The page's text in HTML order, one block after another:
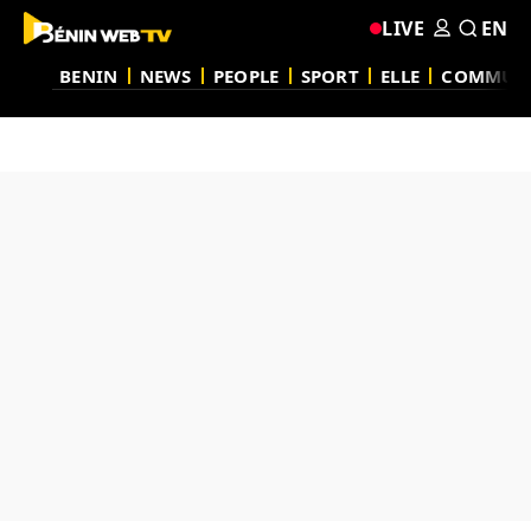
BENIN NEWS PEOPLE SPORT ELLE
LIVE EN